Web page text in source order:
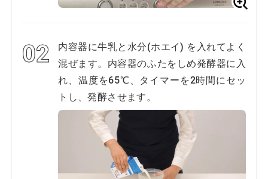
内容器に牛乳と水分(ホエイ) を入れてよく
混ぜます。内容器のふたをしめ発酵器に入
れ、温度を65℃、タイマーを2時間にセッ
トし、発酵させます。